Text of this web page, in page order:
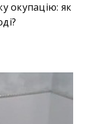
окупацію: як